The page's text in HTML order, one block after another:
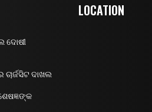
ଦୋଷୀ
ଦାଖଲ
LOCATION